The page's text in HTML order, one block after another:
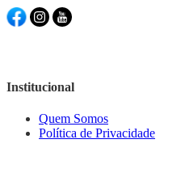
Institucional
Quem Somos
Política de Privacidade